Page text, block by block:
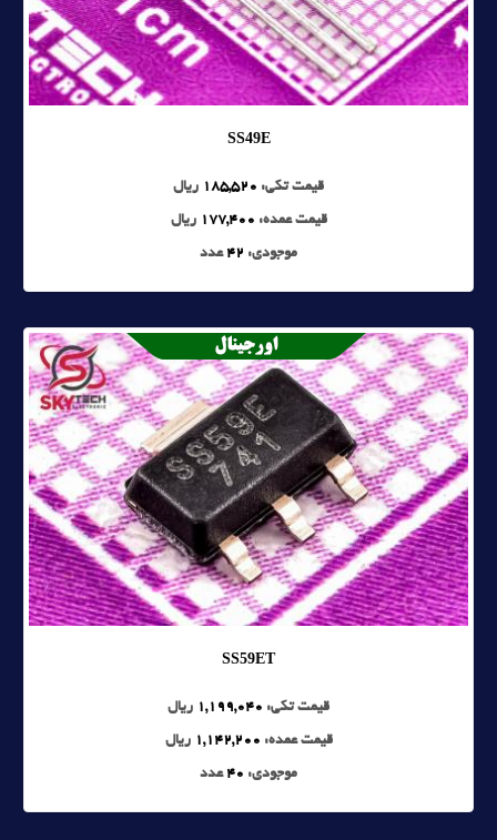
SS49E
قیمت تکی: 185,520 ریال
قیمت عمده: 177,400 ریال
موجودی: 42 عدد
SS59ET
قیمت تکی: 1,199,040 ریال
قیمت عمده: 1,142,200 ریال
موجودی: 40 عدد